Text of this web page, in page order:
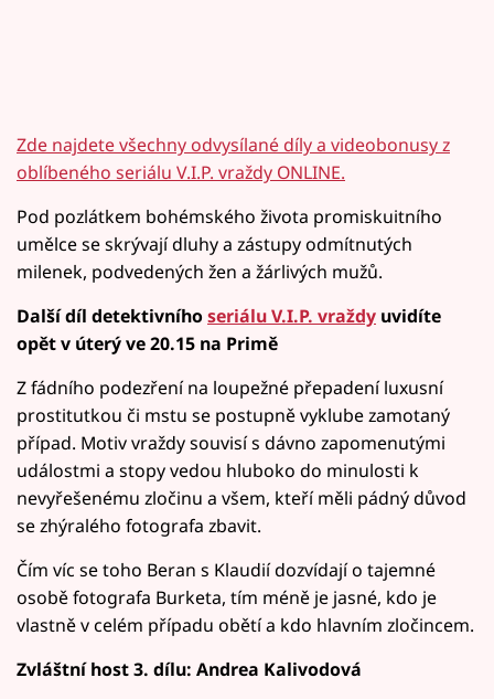
Zde najdete všechny odvysílané díly a videobonusy z
oblíbeného seriálu V.I.P. vraždy ONLINE.
Pod pozlátkem bohémského života promiskuitního
umělce se skrývají dluhy a zástupy odmítnutých
milenek, podvedených žen a žárlivých mužů.
Další díl detektivníhoseriálu V.I.P. vraždy uvidíte
opět v úterý ve 20.15 na Primě
Z fádního podezření na loupežné přepadení luxusní
prostitutkou či mstu se postupně vyklube zamotaný
případ. Motiv vraždy souvisí s dávno zapomenutými
událostmi a stopy vedou hluboko do minulosti k
nevyřešenému zločinu a všem, kteří měli pádný důvod
se zhýralého fotografa zbavit.
Čím víc se toho Beran s Klaudií dozvídají o tajemné
osobě fotografa Burketa, tím méně je jasné, kdo je
vlastně v celém případu obětí a kdo hlavním zločincem.
Zvláštní host 3. dílu: Andrea Kalivodová